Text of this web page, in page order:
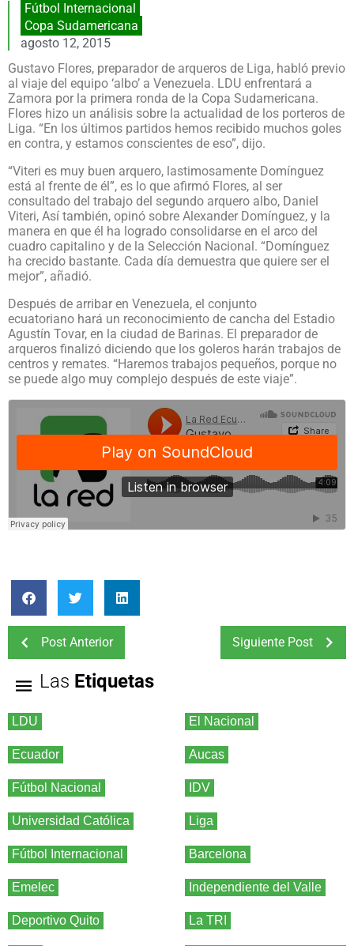
Fútbol Internacional
Copa Sudamericana
agosto 12, 2015
Gustavo Flores, preparador de arqueros de Liga, habló previo
al viaje del equipo ‘albo’ a Venezuela. LDU enfrentará a
Zamora por la primera ronda de la Copa Sudamericana.
Flores hizo un análisis sobre la actualidad de los porteros de
Liga. “En los últimos partidos hemos recibido muchos goles
en contra, y estamos conscientes de eso”, dijo.
“Viteri es muy buen arquero, lastimosamente Domínguez
está al frente de él”, es lo que afirmó Flores, al ser
consultado del trabajo del segundo arquero albo, Daniel
Viteri, Así también, opinó sobre Alexander Domínguez, y la
manera en que él ha logrado consolidarse en el arco del
cuadro capitalino y de la Selección Nacional. “Domínguez
ha crecido bastante. Cada día demuestra que quiere ser el
mejor”, añadió.
Después de arribar en Venezuela, el conjunto
ecuatoriano hará un reconocimiento de cancha del Estadio
Agustín Tovar, en la ciudad de Barinas. El preparador de
arqueros finalizó diciendo que los goleros harán trabajos de
centros y remates. “Haremos trabajos pequeños, porque no
se puede algo muy complejo después de este viaje”.
Post Anterior Siguiente Post
Las Etiquetas
LDU El Nacional
Ecuador Aucas
Fútbol Nacional IDV
Universidad Católica Liga
Fútbol Internacional Barcelona
Emelec Independiente del Valle
Deportivo Quito La TRI